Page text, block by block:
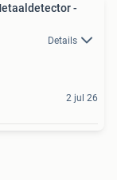
-
Details
2 jul 26